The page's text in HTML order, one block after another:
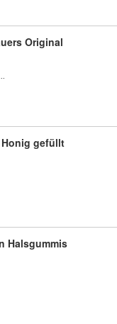
Original
Honig gefüllt
Halsgummis